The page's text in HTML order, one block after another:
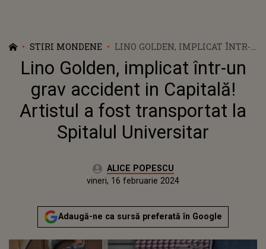
STIRI MONDENE
LINO GOLDEN, IMPLICAT ÎNTR-
UN GRAV ACCIDENT IN
CAPITALĂ! ARTISTUL A FOST
TRANSPORTAT LA SPITALUL
UNIVERSITAR
Lino Golden, implicat într-un
grav accident in Capitală!
Artistul a fost transportat la
Spitalul Universitar
Autor:ALICE POPESCU
joi, 16 februarie 2023Actualizat:
vineri, 16 februarie 2024
Adaugă-ne ca sursă preferată în Google